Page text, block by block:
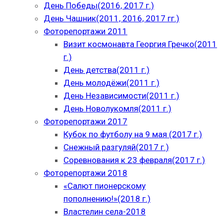
День Победы(2016, 2017 г.)
День Чашник(2011, 2016, 2017 гг.)
Фоторепортажи 2011
Визит космонавта Георгия Гречко(2011
г.)
День детства(2011 г.)
День молодёжи(2011 г.)
День Независимости(2011 г.)
День Новолукомля(2011 г.)
Фоторепортажи 2017
Кубок по футболу на 9 мая (2017 г.)
Снежный разгуляй(2017 г.)
Соревнования к 23 февраля(2017 г.)
Фоторепортажи 2018
«Салют пионерскому
пополнению!»(2018 г.)
Властелин села-2018